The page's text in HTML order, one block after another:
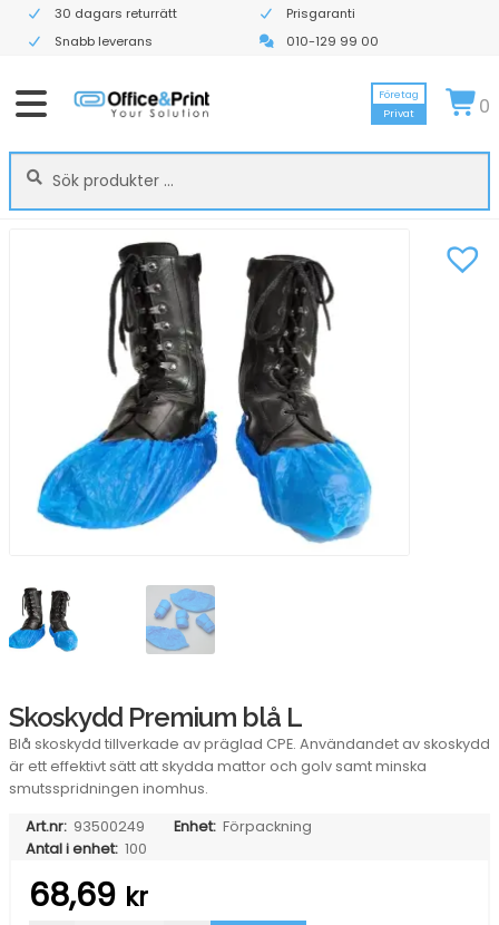
30 dagars returrätt
Prisgaranti
Snabb leverans
010-129 99 00
Sök
efter:
Sök
Företag
Privat
0
Skoskydd Premium blå L
Blå skoskydd tillverkade av präglad CPE. Användandet av skoskydd
är ett effektivt sätt att skydda mattor och golv samt minska
smutsspridningen inomhus.
Art.nr: 93500249 Enhet: Förpackning
Antal i enhet: 100
68,69 kr